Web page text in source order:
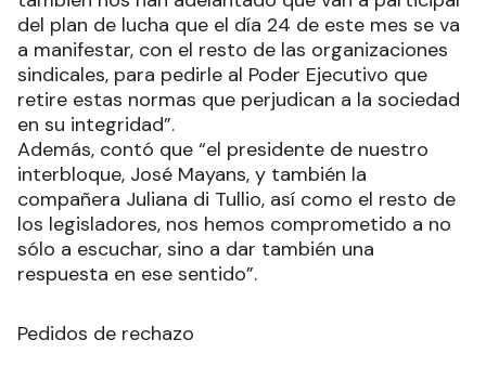
del plan de lucha que el día 24 de este mes se va
a manifestar, con el resto de las organizaciones
sindicales, para pedirle al Poder Ejecutivo que
retire estas normas que perjudican a la sociedad
en su integridad”.
Además, contó que “el presidente de nuestro
interbloque, José Mayans, y también la
compañera Juliana di Tullio, así como el resto de
los legisladores, nos hemos comprometido a no
sólo a escuchar, sino a dar también una
respuesta en ese sentido”.
Pedidos de rechazo